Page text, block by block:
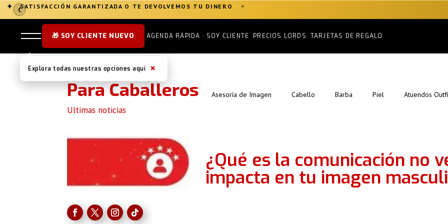
❮
✦ SATISFACCIÓN GARANTIZADA O TE DEVOLVEMOS TU DINERO ✦
Explora todas nuestras opciones aquí ×
🎁 SOY CLIENTE NUEVO AGENDA RÁPIDA · SOY CLIENTE PRECIOS LORDS TARJETAS DE REGALO
Para Caballeros
Ultimas noticias
Asesoría de Imagen Cabello Barba Piel Atuendos
¿Qué es la comunicación no
impacta en tu imagen